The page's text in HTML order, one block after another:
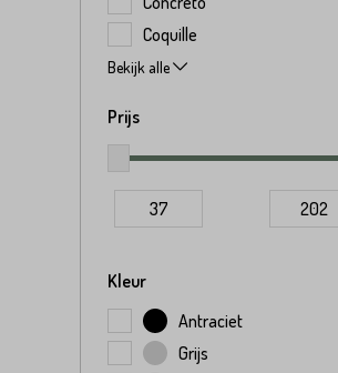
Coquille
Bekijk alle
Prijs
37 202
Kleur
Antraciet
Grijs